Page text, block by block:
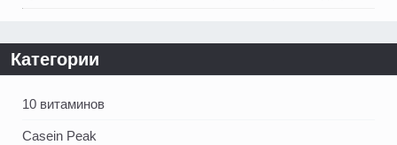
Категории
10 витаминов
Casein Peak